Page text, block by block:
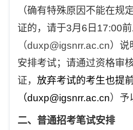
（确有特殊原因不能在规
证的，请于3月6日17:00前
（duxp@igsnrr.ac.cn）说
安排考试；请通过资格审
证，放弃考试的考生也提
（duxp@igsnrr.ac.cn）予
二、普通招考笔试安排